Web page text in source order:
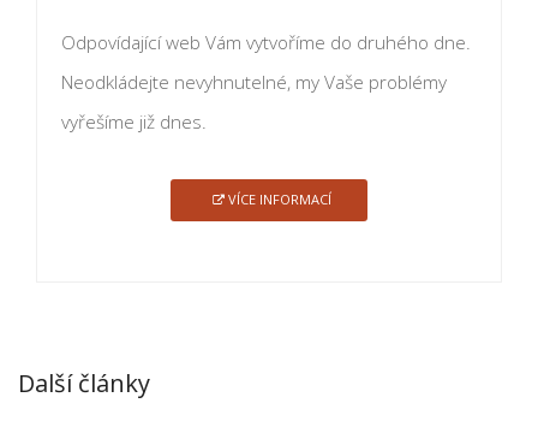
Odpovídající web Vám vytvoříme do druhého dne.
Neodkládejte nevyhnutelné, my Vaše problémy
vyřešíme již dnes.
VÍCE INFORMACÍ
Další články